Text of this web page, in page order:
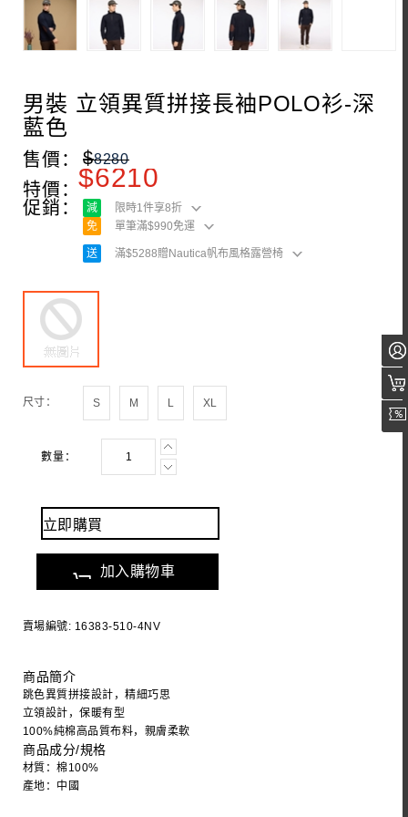
男裝 立領異質拼接長袖POLO衫-深
藍色
售價： $8280
特價：$6210
促銷： 減
限時1件享8折
免
單筆滿$990免運
送 滿$5288贈Nautica帆布風格露營椅
尺寸：
數量：
立即購買
加入購物車
賣場編號: 16383-510-4NV
商品簡介
跳色異質拼接設計，精細巧思
立領設計，保暖有型
100%純棉高品質布料，親膚柔軟
商品成分/規格
材質：棉100%
產地：中國